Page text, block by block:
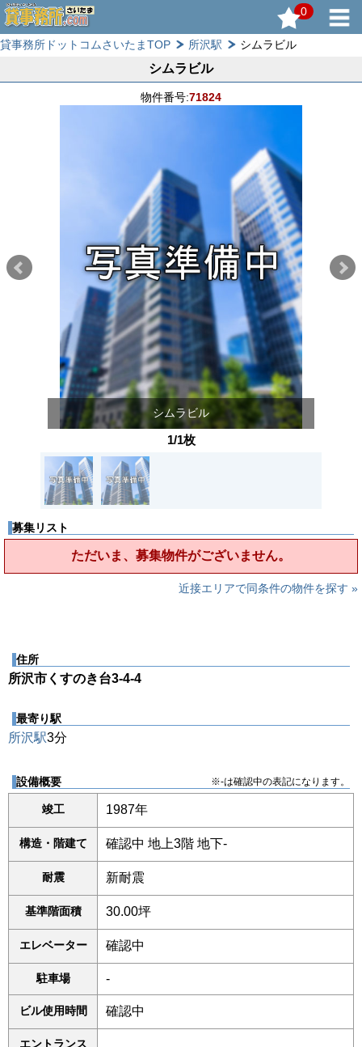
0
貸事務所ドットコムさいたまTOP 所沢駅 シムラビル
シムラビル
物件番号:71824
シムラビル
1/1枚
募集リスト
ただいま、募集物件がございません。
近接エリアで同条件の物件を探す »
住所
所沢市くすのき台3-4-4
最寄り駅
所沢駅3分
設備概要 ※-は確認中の表記になります。
竣工 1987年
構造・階建て 確認中 地上3階 地下-
耐震 新耐震
基準階面積 30.00坪
エレベーター 確認中
駐車場 -
ビル使用時間 確認中
エントランス